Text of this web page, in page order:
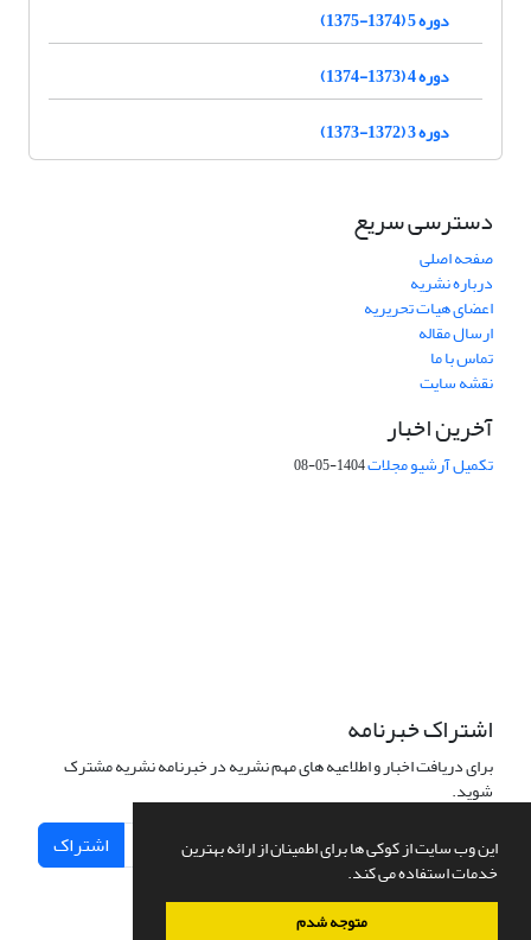
این وب سایت از کوکی ها برای اطمینان از ارائه بهترین
خدمات استفاده می کند.
متوجه شدم
دوره 5 (1374-1375)
دوره 4 (1373-1374)
دوره 3 (1372-1373)
دسترسی سریع
صفحه اصلی
درباره نشریه
اعضای هیات تحریریه
ارسال مقاله
تماس با ما
نقشه سایت
آخرین اخبار
تکمیل آرشیو مجلات1404-05-08
اشتراک خبرنامه
برای دریافت اخبار و اطلاعیه های مهم نشریه در خبرنامه نشریه مشترک
شوید.
اشتراک